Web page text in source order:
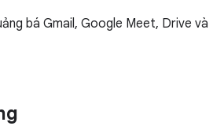
bá Gmail, Google Meet, Drive và